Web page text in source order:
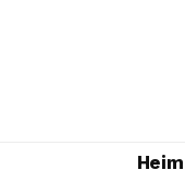
Heim